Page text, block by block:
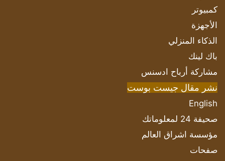
كمبيوتر
الأجهزة
الذكاء المنزلي
باك لينك
مشاركة أرباح ادسنس
نشر مقال جيست بوست
English
صحيفة 24 لمعلوماتك
مؤسسة اشراق العالم
صفحات